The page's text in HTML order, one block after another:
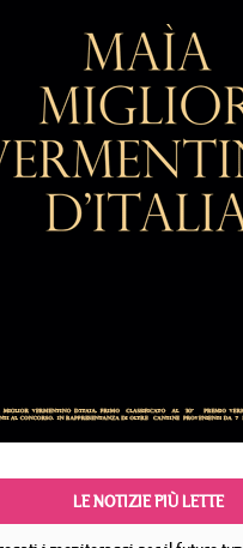
LE NOTIZIE PIÙ LETTE